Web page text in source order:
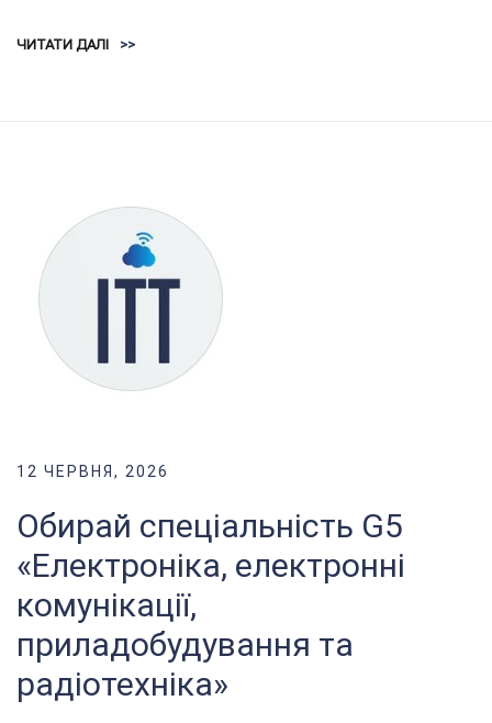
ЧИТАТИ ДАЛІ >>
12 ЧЕРВНЯ, 2026
Обирай спеціальність G5
«Електроніка, електронні
комунікації,
приладобудування та
радіотехніка»